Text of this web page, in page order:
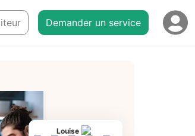
Demander un service
Louise